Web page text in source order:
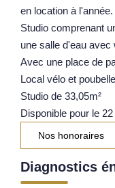
en location à l'année.
Studio comprenant
une salle d'eau avec
Avec une place de
Local vélo et
Studio de 33,05m²
Disponible pour le
Nos honoraires
Diagnostics